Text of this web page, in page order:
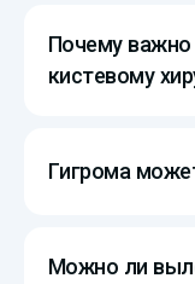
Почему важно
кистевому
Гигрома
Можно ли